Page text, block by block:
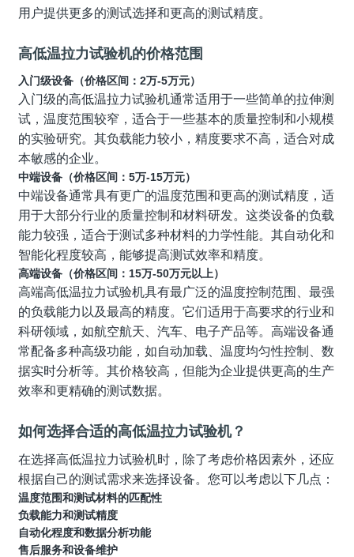
用户提供更多的测试选择和更高的测试精度。
高低温拉力试验机的价格范围
入门级设备（价格区间：2万-5万元）
入门级的高低温拉力试验机通常适用于一些简单的拉伸测
试，温度范围较窄，适合于一些基本的质量控制和小规模
的实验研究。其负载能力较小，精度要求不高，适合对成
本敏感的企业。
中端设备（价格区间：5万-15万元）
中端设备通常具有更广的温度范围和更高的测试精度，适
用于大部分行业的质量控制和材料研发。这类设备的负载
能力较强，适合于测试多种材料的力学性能。其自动化和
智能化程度较高，能够提高测试效率和精度。
高端设备（价格区间： 15万-50万元以上）
高端高低温拉力试验机具有最广泛的温度控制范围、最强
的负载能力以及最高的精度。它们适用于高要求的行业和
科研领域，如航空航天、汽车、电子产品等。高端设备通
常配备多种高级功能，如自动加载、温度均匀性控制、数
据实时分析等。其价格较高，但能为企业提供更高的生产
效率和更精确的测试数据。
如何选择合适的高低温拉力试验机？
在选择高低温拉力试验机时，除了考虑价格因素外，还应
根据自己的测试需求来选择设备。您可以考虑以下几点：
温度范围和测试材料的匹配性
负载能力和测试精度
自动化程度和数据分析功能
售后服务和设备维护